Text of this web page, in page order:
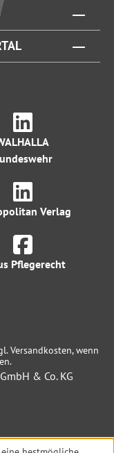
Verlag
Pflegerecht
Versandkosten, wenn
& Co. KG